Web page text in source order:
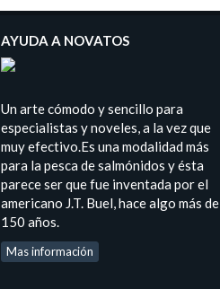
AYUDA A NOVATOS
Un arte cómodo y sencillo para
especialistas y noveles, a la vez que
muy efectivo.Es una modalidad más
para la pesca de salmónidos y ésta
parece ser que fue inventada por el
americano J.T. Buel, hace algo más de
150 años.
Mas información